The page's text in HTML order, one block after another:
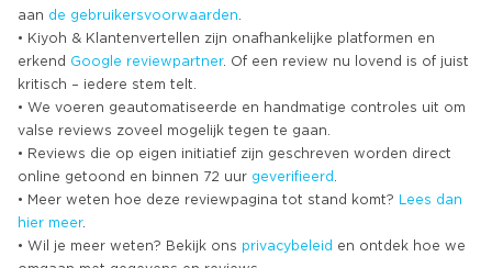
aan de gebruikersvoorwaarden
• Kiyoh & Klantenvertellen zijn onafhankelijke platformen en
erkend Google reviewpartner. Of een review nu lovend is of juist
kritisch – iedere stem telt.
• We voeren geautomatiseerde en handmatige controles uit om
valse reviews zoveel mogelijk tegen te gaan.
• Reviews die op eigen initiatief zijn geschreven worden direct
online getoond en binnen 72 uur geverifieerd
• Meer weten hoe deze reviewpagina tot stand komt?
Lees dan
hier meer.
• Wil je meer weten? Bekijk ons privacybeleid en ontdek hoe we